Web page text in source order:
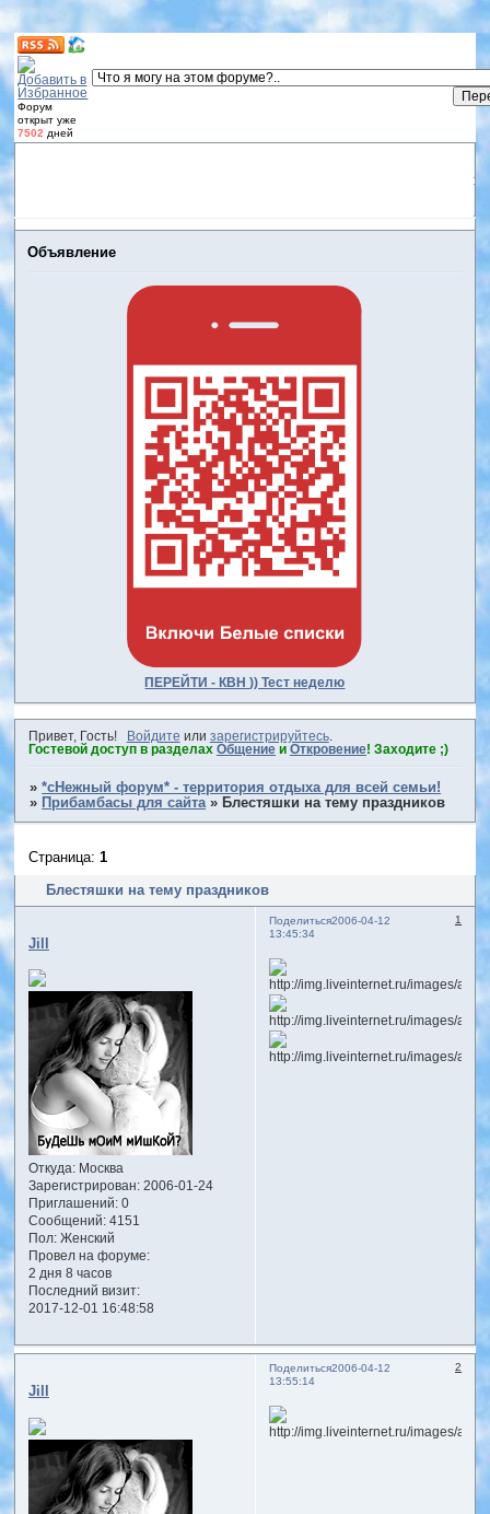
Форум
открыт уже
7502 дней
Объявление
ПЕРЕЙТИ - КВН )) Тест неделю
Привет, Гость! Войдите или зарегистрируйтесь.
Гостевой доступ в разделах Общениеи Откровение! Заходите ;)
»*сНежный форум* - территория отдыха для всей семьи!
» Прибамбасы для сайта » Блестяшки на тему праздников
Блестяшки на тему праздников
Страница:1
Поделиться 1
2006-04-12
13:45:34
Jill
Откуда:Москва
Зарегистрирован: 2006-01-24
Приглашений:0
Сообщений:4151
Пол:Женский
Провел на форуме:
2 дня 8 часов
Последний визит:
2017-12-01 16:48:58
Поделиться 2
2006-04-12
13:55:14
Jill